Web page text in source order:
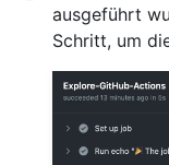
ausgeführt
Schritt, um